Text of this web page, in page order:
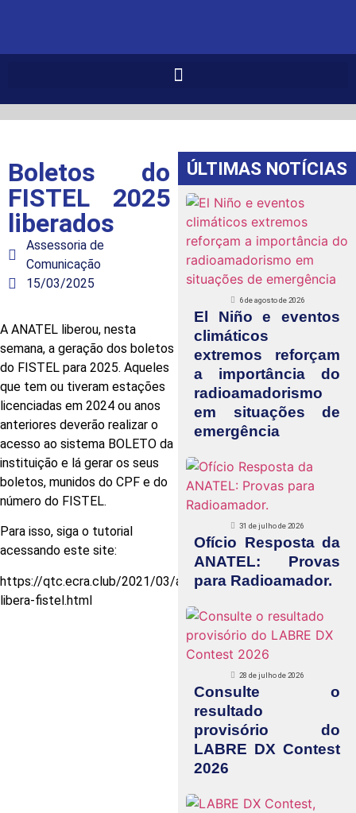
Boletos do
FISTEL 2025
liberados
Assessoria de
Comunicação
15/03/2025
A ANATEL liberou, nesta
semana, a geração dos boletos
do FISTEL para 2025. Aqueles
que tem ou tiveram estações
licenciadas em 2024 ou anos
anteriores deverão realizar o
acesso ao sistema BOLETO da
instituição e lá gerar os seus
boletos, munidos do CPF e do
número do FISTEL.
Para isso, siga o tutorial
acessando este site:
https://qtc.ecra.club/2021/03/anatel-
libera-fistel.html
ÚLTIMAS NOTÍCIAS
6 de agosto de 2026
El Niño e eventos
climáticos
extremos reforçam
a importância do
radioamadorismo
em situações de
emergência
31 de julho de 2026
Ofício Resposta da
ANATEL: Provas
para Radioamador.
28 de julho de 2026
Consulte o
resultado
provisório do
LABRE DX Contest
2026